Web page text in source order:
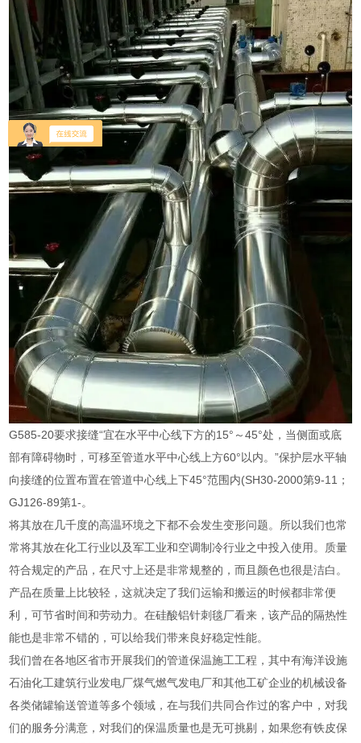
G585-20要求接缝“宜在水平中心线下方的15°～45°处，当侧面或底
部有障碍物时，可移至管道水平中心线上方60°以内。”保护层水平轴
向接缝的位置布置在管道中心线上下45°范围内(SH30-2000第9-11；
GJ126-89第1-。
将其放在几千度的高温环境之下都不会发生变形问题。所以我们也常
常将其放在化工行业以及军工业和空调制冷行业之中投入使用。质量
符合规定的产品，在尺寸上还是非常规整的，而且颜色也很是洁白。
产品在质量上比较轻，这就决定了我们运输和搬运的时候都非常便
利，可节省时间和劳动力。在硅酸铝针刺毯厂看来，该产品的隔热性
能也是非常不错的，可以给我们带来良好稳定性能。
我们曾在各地区省市开展我们的管道保温施工工程，其中有海洋设施
石油化工建筑行业发电厂煤气燃气发电厂和其他工矿企业的机械设备
各类储罐输送管道等多个领域，在与我们共同合作过的客户中，对我
们的服务分满意，对我们的保温质量也是无可挑剔，如果您有铁皮保